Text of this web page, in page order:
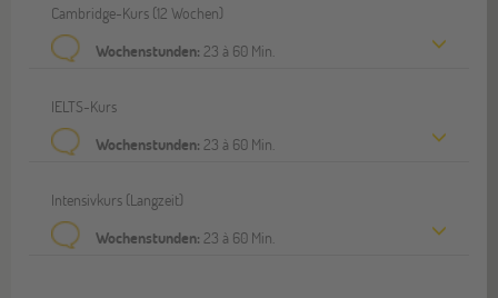
Cambridge-Kurs (12 Wochen)
Wochenstunden: 23 à 60 Min.
IELTS-Kurs
Wochenstunden: 23 à 60 Min.
Intensivkurs (Langzeit)
Wochenstunden: 23 à 60 Min.